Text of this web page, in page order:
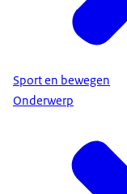
Sport en bewegen
Onderwerp